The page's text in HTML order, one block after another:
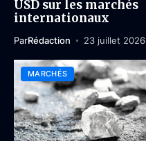
USD sur les marchés
internationaux
ParRédaction 23 juillet 2026
MARCHÉS